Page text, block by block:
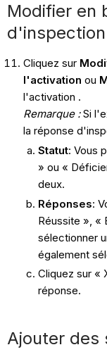
Modifier en
d'inspection
Cliquez sur
l'activation ou
l'activation .
Remarque : Si
la réponse
Statut: Vous
» ou «
deux.
Réponses:
Réussite », «
sélectionner
également
Cliquez sur «
réponse.
Ajouter des